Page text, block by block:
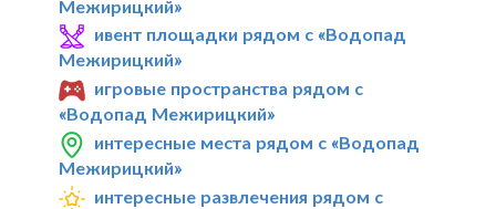
Межирицкий»
ивент площадки рядом с «Водопад
Межирицкий»
игровые пространства рядом с
«Водопад Межирицкий»
интересные места рядом с «Водопад
Межирицкий»
интересные развлечения рядом с